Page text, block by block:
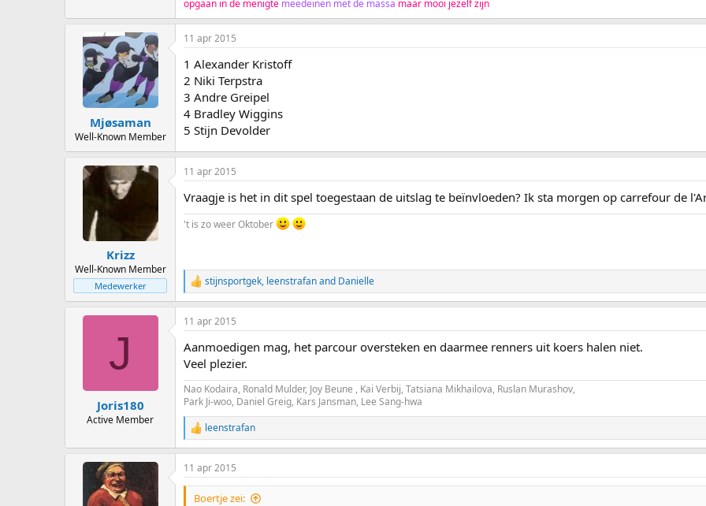
opgaan in de menigte meedeinen met de massa maar mooi jezelf zijn
Mjøsaman
Well-Known Member
11 apr 2015
1 Alexander Kristoff
2 Niki Terpstra
3 Andre Greipel
4 Bradley Wiggins
5 Stijn Devolder
Krizz
Well-Known Member
Medewerker
11 apr 2015
Vraagje is het in dit spel toegestaan de uitslag te beïnvloeden? Ik sta morgen op carrefour de
't is zo weer Oktober
R
e
a
c
i
o
s
:
stijnsportgek, leenstrafanand Danielle
J
Joris180
Active Member
11 apr 2015
Aanmoedigen mag, het parcour oversteken en daarmee renners uit koers halen niet.
Veel plezier.
Nao Kodaira, Ronald Mulder, Joy Beune , Kai Verbij, Tatsiana Mikhailova, Ruslan Murashov,
Park Ji-woo, Daniel Greig, Kars Jansman, Lee Sang-hwa
R
e
a
c
t
leenstrafan
11 apr 2015
Boertje zei: